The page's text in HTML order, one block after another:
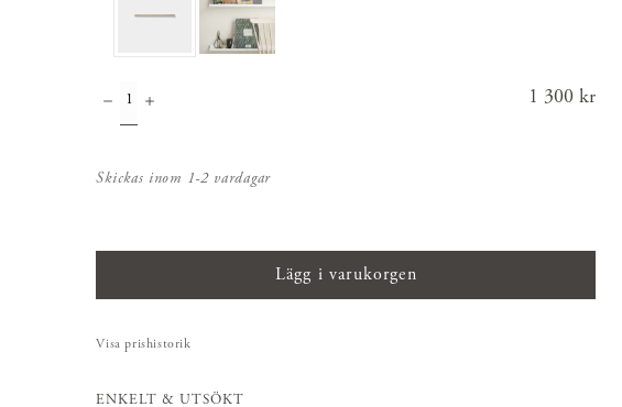
Pris:
1 300 kr
Skickas inom 1-2 vardagar
Lägg i varukorgen
Visa prishistorik
ENKELT & UTSÖKT